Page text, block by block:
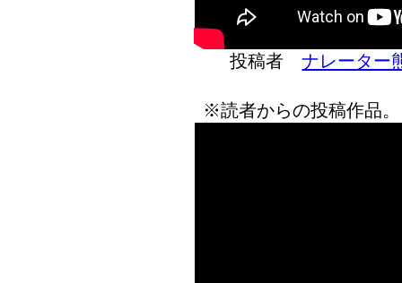
投稿者ナレーター
※読者からの投稿作品